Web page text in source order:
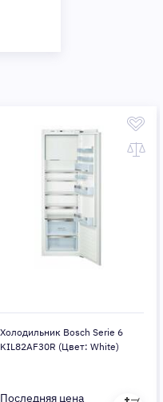
Холодильник Bosch Serie 6
KIL82AF30R (Цвет: White)
Последняя цена